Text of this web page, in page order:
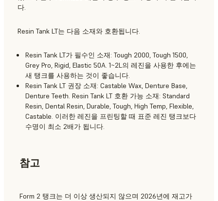
다.
Resin Tank LT는 다음 소재와 호환됩니다.
Resin Tank LT가 필수인 소재: Tough 2000, Tough 1500,
Grey Pro, Rigid, Elastic 50A. 1~2L의 레진을 사용한 후에는
새 탱크를 사용하는 것이 좋습니다.
Resin Tank LT 권장 소재: Castable Wax, Denture Base,
Denture Teeth. Resin Tank LT 호환 가능 소재: Standard
Resin, Dental Resin, Durable, Tough, High Temp, Flexible,
Castable. 이러한 레진을 프린팅할 때 표준 레진 탱크보다
수명이 최소 2배가 됩니다.
참고
Form 2 탱크는 더 이상 생산되지 않으며 2026년에 재고가